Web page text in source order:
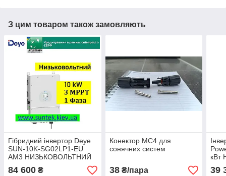
З цим товаром також замовляють
Гібридний інвертор Deye
SUN-10K-SG02LP1-EU
АМ3 НИЗЬКОВОЛЬТНИЙ
84 600 ₴
Конектор MC4 для
сонячних систем
38₴/пара
кВт
39